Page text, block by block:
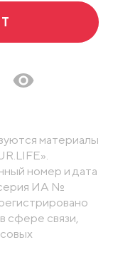
материалы
номер и дата
серия ИА №
сфере связи,